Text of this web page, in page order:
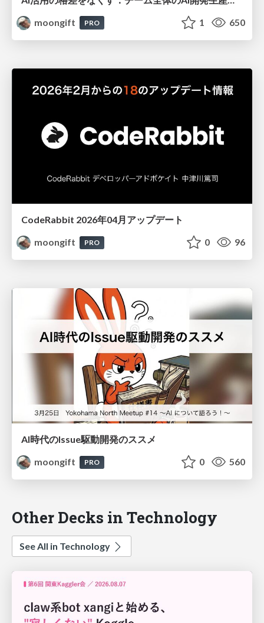
moongift
PRO 1 650
CodeRabbit 2026年04月アップデート
moongift
PRO 0 96
AI時代のIssue駆動開発のススメ
moongift
PRO 0 560
Other Decks in Technology
See All in Technology